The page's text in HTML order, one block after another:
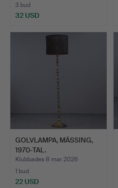
3 bud
32 USD
GOLVLAMPA, MÄSSING,
1970-TAL.
Klubbades 8 mar 2026
1 bud
22 USD